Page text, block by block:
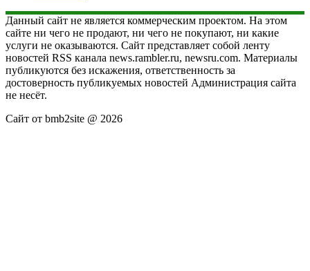
Данный сайт не является коммерческим проектом. На этом
сайте ни чего не продают, ни чего не покупают, ни какие
услуги не оказываются. Сайт представляет собой ленту
новостей RSS канала news.rambler.ru, newsru.com. Материалы
публикуются без искажения, ответственность за
достоверность публикуемых новостей Администрация сайта
не несёт.
Сайт от bmb2site @ 2026